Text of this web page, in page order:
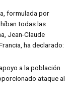
formulada por
todas las
Jean-Claude
ha declarado:
a la población
ataque al